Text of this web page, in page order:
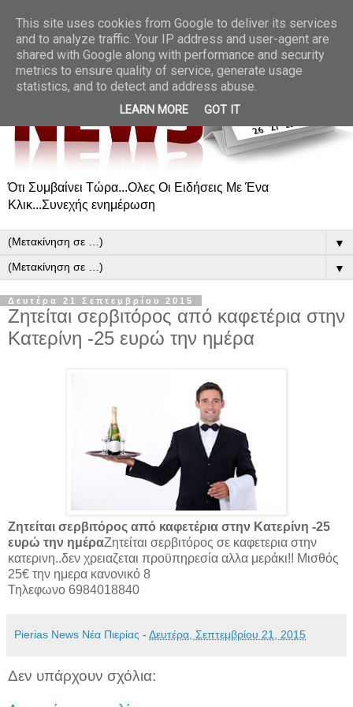
Ότι Συμβαίνει Τώρα...Ολες Οι Ειδήσεις Με Ένα
Κλικ...Συνεχής ενημέρωση
▼
▼
Δευτέρα 21 Σεπτεμβρίου 2015
Ζητείται σερβιτόρος από καφετέρια στην
Κατερίνη -25 ευρώ την ημέρα
Ζητείται σερβιτόρος από καφετέρια στην Κατερίνη -25
ευρώ την ημέραΖητείται σερβιτόρος σε καφετερια στην
κατερινη..δεν χρειαζεται προϋπηρεσία αλλα μεράκι!! Μισθός
25€ την ημερα κανονικό 8
Τηλεφωνο 6984018840
Pierias News Νέα Πιερίας - Δευτέρα, Σεπτεμβρίου 21, 2015
Δεν υπάρχουν σχόλια:
This site uses cookies from Google to deliver its services
and to analyze traffic. Your IP address and user-agent are
shared with Google along with performance and security
metrics to ensure quality of service, generate usage
statistics, and to detect and address abuse.
LEARN MORE GOT IT